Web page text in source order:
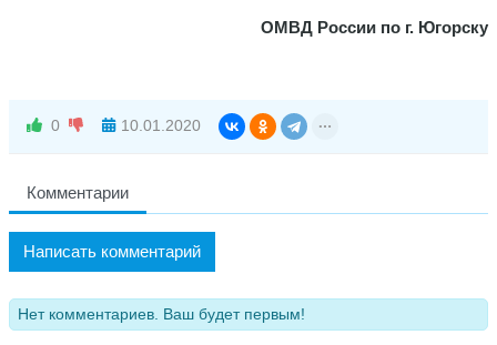
ОМВД России по г. Югорску
0 10.01.2020
Комментарии
Написать комментарий
Нет комментариев. Ваш будет первым!